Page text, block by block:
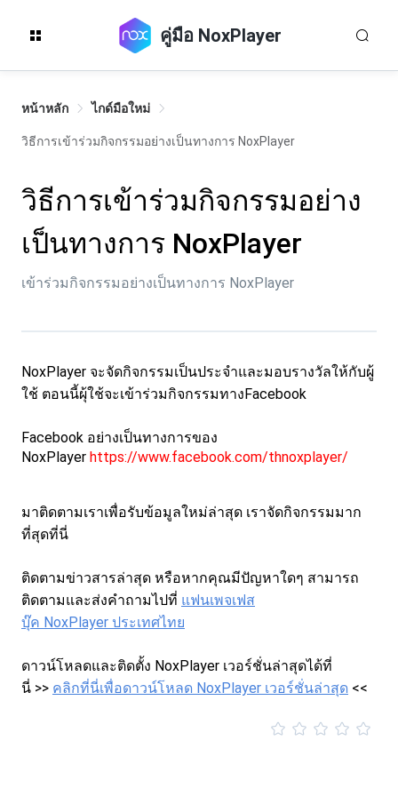
คู่มือ NoxPlayer
หน้าหลัก ไกด์มือใหม่
วิธีการเข้าร่วมกิจกรรมอย่างเป็นทางการ NoxPlayer
วิธีการเข้าร่วมกิจกรรมอย่าง
เป็นทางการ NoxPlayer
เข้าร่วมกิจกรรมอย่างเป็นทางการ NoxPlayer
NoxPlayer จะจัดกิจกรรมเป็นประจำและมอบรางวัลให้กับผู้
ใช้ ตอนนี้ผุ้ใช้จะเข้าร่วมกิจกรรมทางFacebook
Facebook อย่างเป็นทางการของ
NoxPlayer https://www.facebook.com/thnoxplayer/
มาติดตามเราเพื่อรับข้อมูลใหม่ล่าสุด เราจัดกิจกรรมมาก
ที่สุดที่นี่
ติดตามข่าวสารล่าสุด หรือหากคุณมีปัญหาใดๆ สามารถ
ติดตามและส่งคำถามไปที่ แฟนเพจเฟส
บุ๊ค NoxPlayer ประเทศไทย
ดาวน์โหลดและติดตั้ง NoxPlayer เวอร์ชั่นล่าสุดได้ที่
นี่ >> คลิกที่นี่เพื่อดาวน์โหลด NoxPlayer เวอร์ชั่นล่าสุด <<